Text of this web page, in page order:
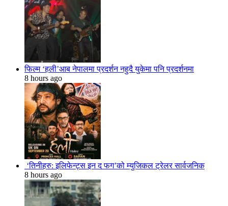
फिल्म ‘हली’आब नेपालमा प्रदर्शन नहुदै युकेमा पनि प्रदर्शनमा
8 hours ago
‘तिनीहरु: इलिफेन्ट्स इन द फग’को म्युजिकल ट्रेलर सार्वजनिक
8 hours ago